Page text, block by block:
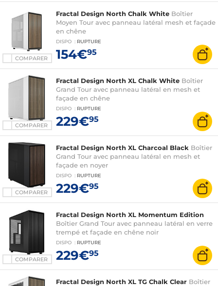
COMPARER
Fractal Design North Chalk White Boîtier
Moyen Tour avec panneau latéral mesh et façade
en chêne
DISPO : RUPTURE
154€95
COMPARER
Fractal Design North XL Chalk White Boîtier
Grand Tour avec panneau latéral en mesh et
façade en chêne
DISPO : RUPTURE
229€95
COMPARER
Fractal Design North XL Charcoal Black Boîtier
Grand Tour avec panneau latéral en mesh et
façade en noyer
DISPO : RUPTURE
229€95
COMPARER
Fractal Design North XL Momentum Edition
Boîtier Grand Tour avec panneau latéral en verre
trempé et façade en chêne noir
DISPO : RUPTURE
229€95
Fractal Design North XL TG Chalk Clear Boîtier